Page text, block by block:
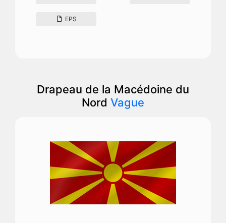
EPS
Drapeau de la Macédoine du
Nord Vague